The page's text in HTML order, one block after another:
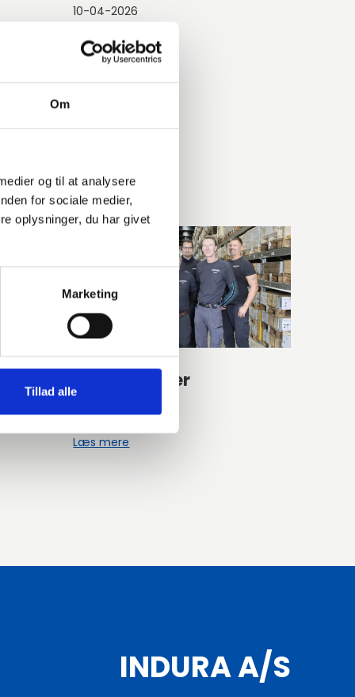
Om
og til at analysere
for sociale medier,
oplysninger, du har givet
Marketing
Tillad alle
10-04-2026
Læs mere
Udvidet lager
05-09-2025
Læs mere
INDURA A/S